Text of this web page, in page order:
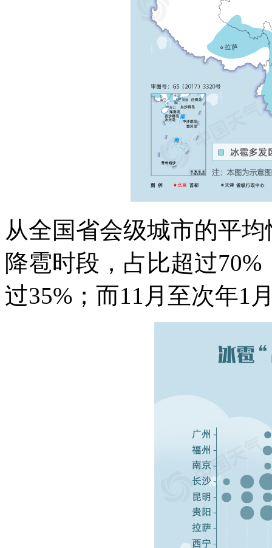
从全国省会级城市的平
降雹时段，占比超过
过35%；而11月至次年1